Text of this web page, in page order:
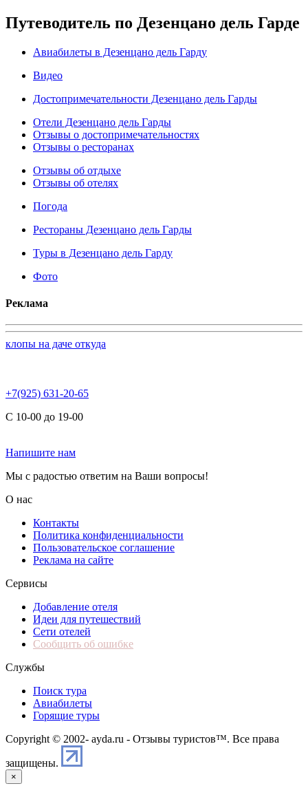
Путеводитель по Дезенцано дель Гарде
Авиабилеты в Дезенцано дель Гарду
Видео
Достопримечательности Дезенцано дель Гарды
Отели Дезенцано дель Гарды
Отзывы о достопримечательностях
Отзывы о ресторанах
Отзывы об отдыхе
Отзывы об отелях
Погода
Рестораны Дезенцано дель Гарды
Туры в Дезенцано дель Гарду
Фото
Реклама
клопы на даче откуда
+7(925) 631-20-65
С 10-00 до 19-00
Напишите нам
Мы с радостью ответим на Ваши вопросы!
О нас
Контакты
Политика конфиденциальности
Пользовательское соглашение
Реклама на сайте
Сервисы
Добавление отеля
Идеи для путешествий
Сети отелей
Сообщить об ошибке
Службы
Поиск тура
Авиабилеты
Горящие туры
Copyright © 2002- ayda.ru - Отзывы туристов™. Все права
защищены.
×